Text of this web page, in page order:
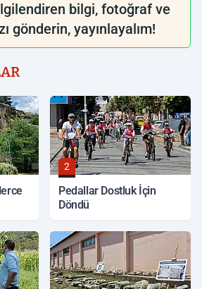
bilgi, fotoğraf ve
gönderin, yayınlayalım!
2
Pedallar Dostluk İçin
Döndü